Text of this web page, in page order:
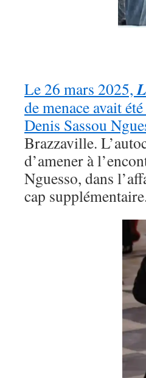
Le 26 mars 2025,
de menace avait
Denis Sassou
Brazzaville.
d’amener à
Nguesso, dans
cap